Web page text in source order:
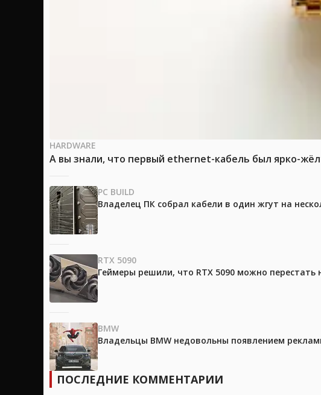
HARDWARE
А вы знали, что первый ethernet-кабель был ярко-
PC BUILD
Владелец ПК собрал кабели в один жгут на
RTX 5090
Геймеры решили, что RTX 5090 можно
BMW
Владельцы BMW недовольны появлением
ПОСЛЕДНИЕ КОММЕНТАРИИ